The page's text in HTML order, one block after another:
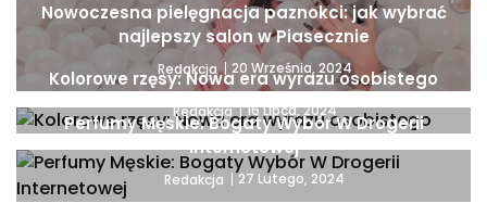
Nowoczesna pielęgnacja paznokci: jak wybrać
najlepszy salon w Piasecznie
Redakcja 20 Września, 2024
Kolorowe rzęsy: Nowa era wyrazu osobistego
Redakcja 16 Lipca, 2024
Perfumy Męskie: Bogaty Wybór W Drogerii
Internetowej
Redakcja 27 Lutego, 2024